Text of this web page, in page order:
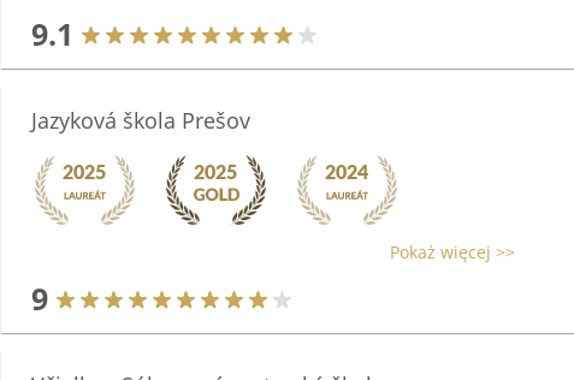
9.1
Jazyková škola Prešov
Pokaż więcej >>
9